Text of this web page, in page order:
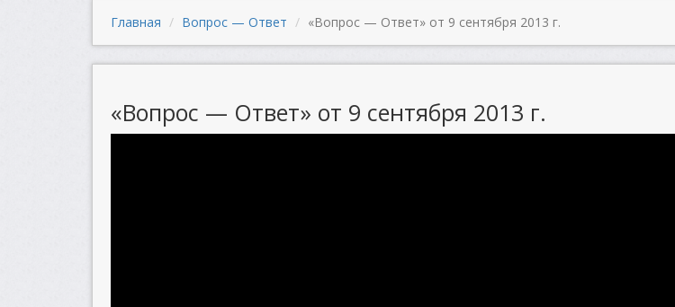
Главная Вопрос — Ответ «Вопрос — Ответ» от 9 сентября 2013 г.
«Вопрос — Ответ» от 9 сентября 2013 г.